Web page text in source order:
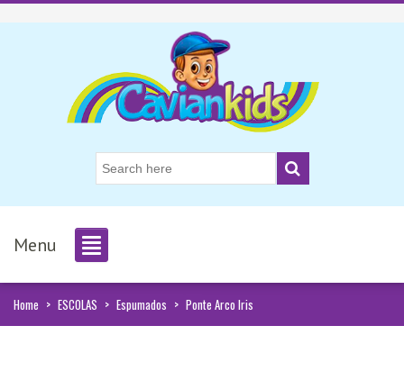
Menu
Home > ESCOLAS > Espumados > Ponte Arco Iris